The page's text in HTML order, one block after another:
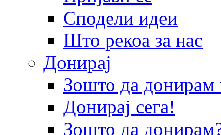
Сподели идеи
Што рекоа за нас
Донирај
Зошто да
Донирај сега!
Зошто да